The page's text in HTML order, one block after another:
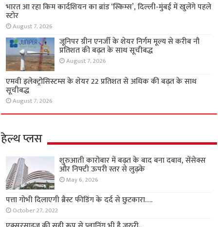
भारत आ रहा किम कार्दशियन का ब्रांड ‘स्किम्स’, दिल्ली-मुंबई में खुलेंगे पहले
स्टोर
August 7, 2026
जूनिपर ग्रीन एनर्जी के शेयर निर्गम मूल्य से करीब नौ
प्रतिशत की बढ़त के साथ सूचीबद्ध
August 7, 2026
एमवी इलेक्ट्रोसिस्टम्स के शेयर 22 प्रतिशत से अधिक की बढ़त के साथ
सूचीबद्ध
August 7, 2026
हेल्थ प्लस
शुरुआती कारोबार में बढ़त के बाद बना दबाव, सेंसेक्स
और निफ्टी ऊपरी स्तर से लुढ़के
May 6, 2026
पत्ता गोभी दिलाएगी ब्रैस्ट फीडिंग के दर्द से छुटकारा….
October 27, 2022